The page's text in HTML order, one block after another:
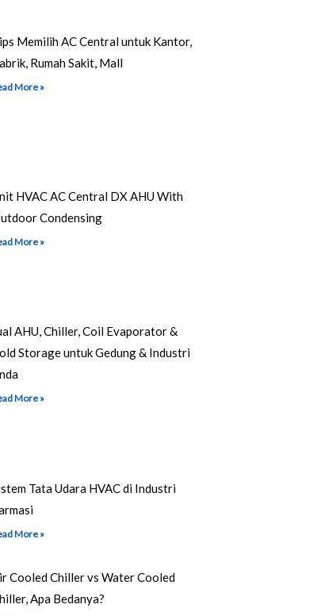
Memilih AC Central untuk Kantor,
Rumah Sakit, Mall
More »
HVAC AC Central DX AHU With
Condensing
More »
AHU, Chiller, Coil Evaporator &
Storage untuk Gedung & Industri
More »
Tata Udara HVAC di Industri
More »
Cooled Chiller vs Water Cooled
Apa Bedanya?